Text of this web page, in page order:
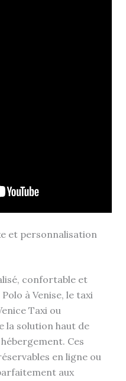
et personnalisation
confortable et
à Venise, le taxi
Taxi ou
la solution haut de
Ces
en ligne ou
aux